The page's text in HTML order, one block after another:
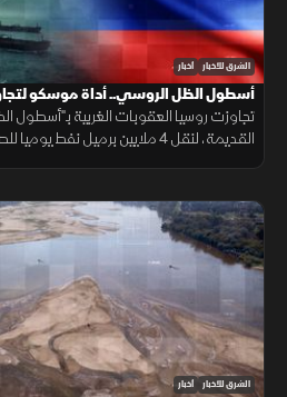
الشرق للأخبار أخبار
أسطول الظل الروسي.. أداة موسكو
تجاوزت روسيا العقوبات الغربية بـ"أسطول
القديمة، لنقل 4 ملايين برميل
الشرق للأخبار أخبار